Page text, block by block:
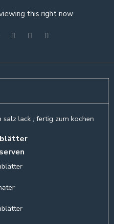
this right now
lack , fertig zum kochen